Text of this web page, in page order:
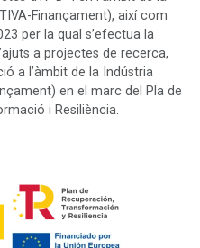
Finançament), així com
per la qual s’efectua la
a projectes de recerca,
a l’àmbit de la Indústria
en el marc del Pla de
i Resiliència.